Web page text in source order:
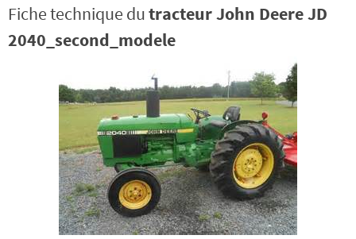
Fiche technique dutracteur John Deere JD
2040_second_modele